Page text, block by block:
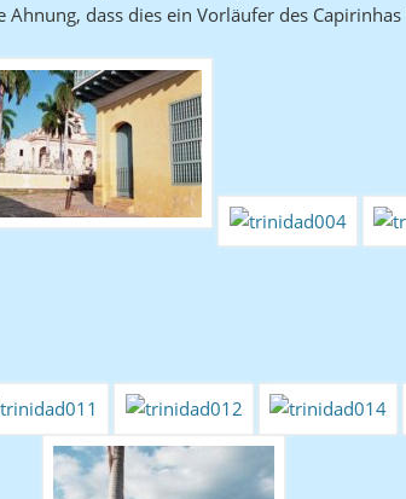
dass dies ein Vorläufer des